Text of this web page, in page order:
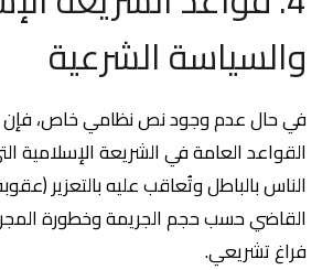
والسياسة الشرعية
في حال عدم وجود نص نظامي خاص، فإن
القواعد العامة في الشريعة الإسلامية
الناس بالباطل وتُعاقب عليه بالتعزير
القاضي حسب حجم الجريمة وخطورة
فراغ تشريعي.